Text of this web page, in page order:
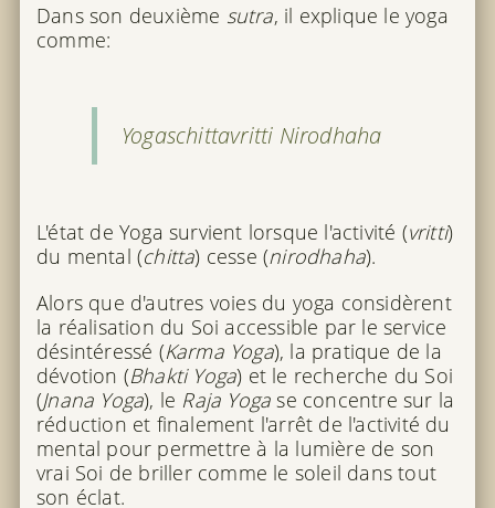
Dans son deuxième sutra, il explique le yoga
comme:
Yogaschittavritti Nirodhaha
L'état de Yoga survient lorsque l'activité (vritti)
du mental (chitta) cesse (nirodhaha).
Alors que d'autres voies du yoga considèrent
la réalisation du Soi accessible par le service
désintéressé (Karma Yoga), la pratique de la
dévotion (Bhakti Yoga) et le recherche du Soi
(Jnana Yoga), le Raja Yoga se concentre sur la
réduction et finalement l'arrêt de l'activité du
mental pour permettre à la lumière de son
vrai Soi de briller comme le soleil dans tout
son éclat.